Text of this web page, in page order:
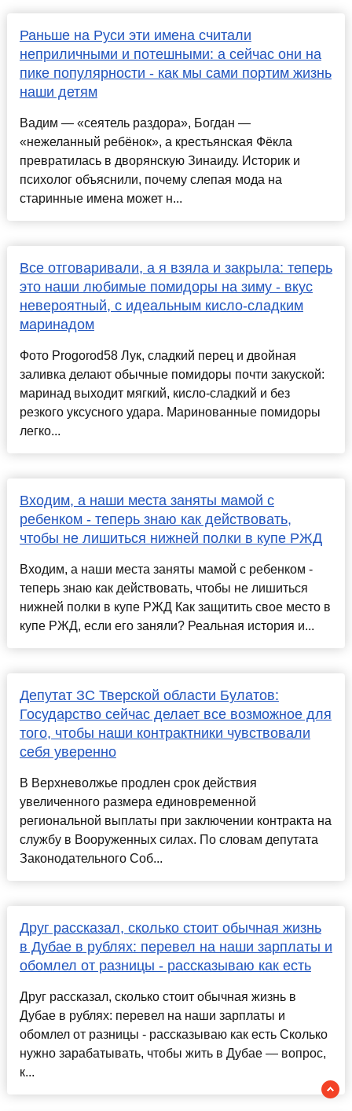
Раньше на Руси эти имена считали
неприличными и потешными: а сейчас они на
пике популярности - как мы сами портим жизнь
наши детям
Вадим — «сеятель раздора», Богдан —
«нежеланный ребёнок», а крестьянская Фёкла
превратилась в дворянскую Зинаиду. Историк и
психолог объяснили, почему слепая мода на
старинные имена может н...
Все отговаривали, а я взяла и закрыла: теперь
это наши любимые помидоры на зиму - вкус
невероятный, с идеальным кисло-сладким
маринадом
Фото Progorod58 Лук, сладкий перец и двойная
заливка делают обычные помидоры почти закуской:
маринад выходит мягкий, кисло-сладкий и без
резкого уксусного удара. Маринованные помидоры
легко...
Входим, а наши места заняты мамой с
ребенком - теперь знаю как действовать,
чтобы не лишиться нижней полки в купе РЖД
Входим, а наши места заняты мамой с ребенком -
теперь знаю как действовать, чтобы не лишиться
нижней полки в купе РЖД Как защитить свое место в
купе РЖД, если его заняли? Реальная история и...
Депутат ЗС Тверской области Булатов:
Государство сейчас делает все возможное для
того, чтобы наши контрактники чувствовали
себя уверенно
В Верхневолжье продлен срок действия
увеличенного размера единовременной
региональной выплаты при заключении контракта на
службу в Вооруженных силах. По словам депутата
Законодательного Соб...
Друг рассказал, сколько стоит обычная жизнь
в Дубае в рублях: перевел на наши зарплаты и
обомлел от разницы - рассказываю как есть
Друг рассказал, сколько стоит обычная жизнь в
Дубае в рублях: перевел на наши зарплаты и
обомлел от разницы - рассказываю как есть Сколько
нужно зарабатывать, чтобы жить в Дубае — вопрос,
к...